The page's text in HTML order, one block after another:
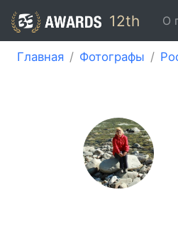
12th О
Главная Фотографы